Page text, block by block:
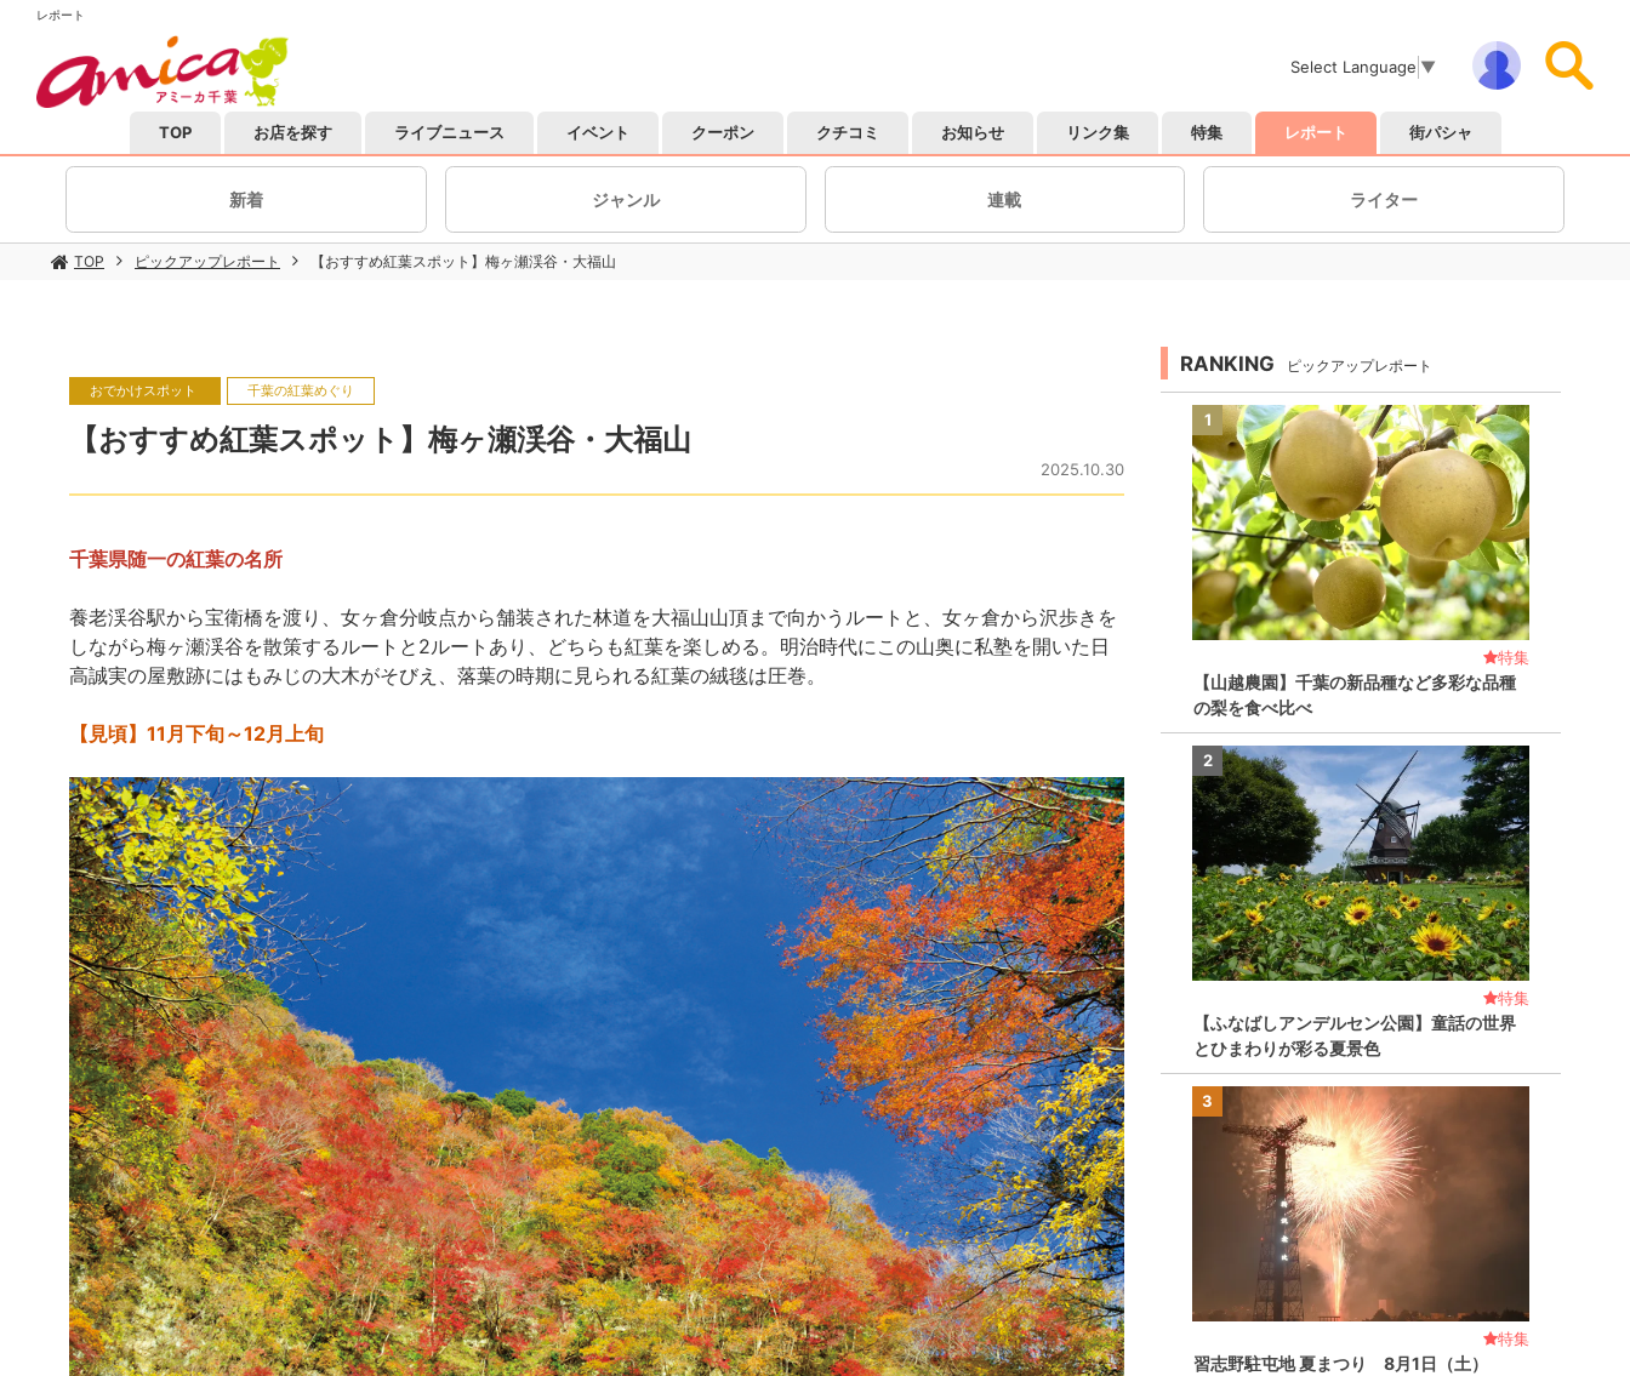
レポート
Select Language ▼
TOP お店を探す ライブニュース イベント クーポン クチコミ お知らせ リンク集 特集 レポート 街パシャ
新着 ジャンル 連載 ライター
TOP ピックアップレポート 【おすすめ紅葉スポット】梅ヶ瀬渓谷・大福山
おでかけスポット 千葉の紅葉めぐり
【おすすめ紅葉スポット】梅ヶ瀬渓谷・大福山
2025.10.30
千葉県随一の紅葉の名所
養老渓谷駅から宝衛橋を渡り、女ヶ倉分岐点から舗装された林道を大福山山頂まで向かうルートと、女ヶ倉から沢歩きを
しながら梅ヶ瀬渓谷を散策するルートと2ルートあり、どちらも紅葉を楽しめる。明治時代にこの山奥に私塾を開いた日
高誠実の屋敷跡にはもみじの大木がそびえ、落葉の時期に見られる紅葉の絨毯は圧巻。
【見頃】11月下旬～12月上旬
RANKING ピックアップレポート
1
特集
【山越農園】千葉の新品種など多彩な品種
の梨を食べ比べ
2
特集
【ふなばしアンデルセン公園】童話の世界
とひまわりが彩る夏景色
3
特集
習志野駐屯地 夏まつり 8月1日（土）